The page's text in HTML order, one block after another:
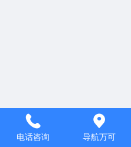
电话咨询 导航万可